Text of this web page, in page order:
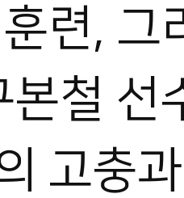
련, 그
본철 선
고충